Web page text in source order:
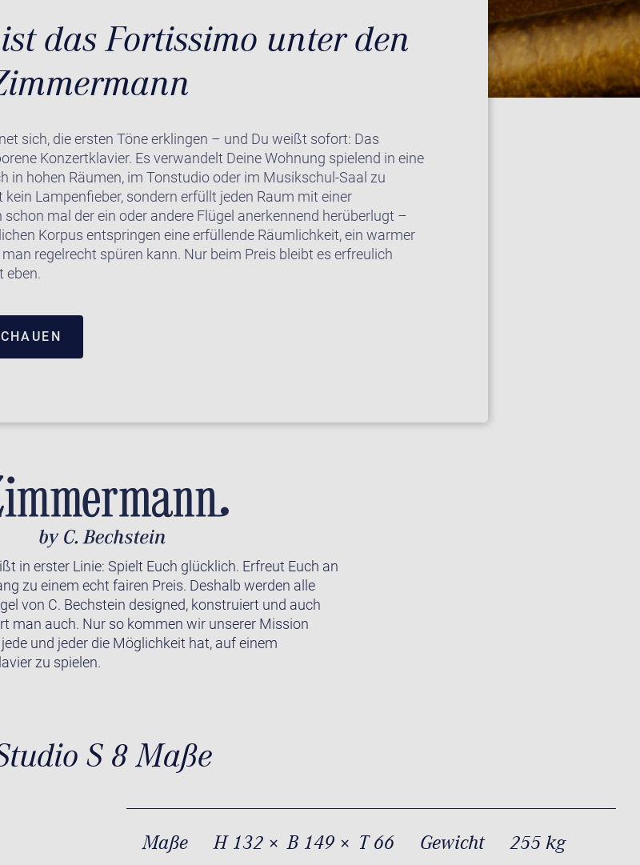
das Fortissimo unter den
sich, die ersten Töne erklingen – und Du weißt sofort: Das
Konzertklavier. Es verwandelt Deine Wohnung spielend in eine
in hohen Räumen, im Tonstudio oder im Musikschul-Saal zu
Lampenfieber, sondern erfüllt jeden Raum mit einer
mal der ein oder andere Flügel anerkennend herüberlugt –
Korpus entspringen eine erfüllende Räumlichkeit, ein warmer
regelrecht spüren kann. Nur beim Preis bleibt es erfreulich
eben.
in erster Linie: Spielt Euch glücklich. Erfreut Euch an
zu einem echt fairen Preis. Deshalb werden alle
von C. Bechstein designed, konstruiert und auch
man auch. Nur so kommen wir unserer Mission
jede und jeder die Möglichkeit hat, auf einem
zu spielen.
S 8 Maße
Maße H 132 × B 149 × T 66 Gewicht 255 kg